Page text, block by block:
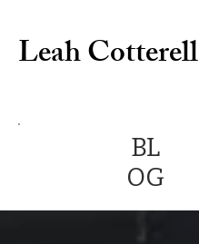
Leah Cotterell
BL
OG